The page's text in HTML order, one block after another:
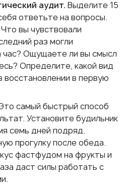
аудит. Выделите 15
ответьте на вопросы.
вы чувствовали
раз могли
час? Ощущаете ли вы смысл
Определите, какой вид
восстановлении в первую
самый быстрый способ
Установите будильник
семь дней подряд.
прогулку после обеда.
фастфудом на фрукты и
даст силы работать с